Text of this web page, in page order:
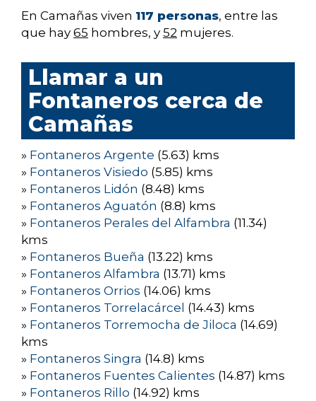
En Camañas viven 117 personas, entre las
que hay 65 hombres, y 52 mujeres.
Llamar a un
Fontaneros cerca de
Camañas
» Fontaneros Argente (5.63) kms
» Fontaneros Visiedo (5.85) kms
» Fontaneros Lidón (8.48) kms
» Fontaneros Aguatón (8.8) kms
» Fontaneros Perales del Alfambra (11.34)
kms
» Fontaneros Bueña (13.22) kms
» Fontaneros Alfambra (13.71) kms
» Fontaneros Orrios (14.06) kms
» Fontaneros Torrelacárcel (14.43) kms
» Fontaneros Torremocha de Jiloca (14.69)
kms
» Fontaneros Singra (14.8) kms
» Fontaneros Fuentes Calientes (14.87) kms
» Fontaneros Rillo (14.92) kms